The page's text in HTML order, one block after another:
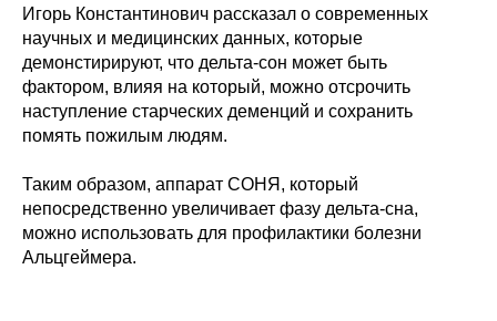
Игорь Константинович рассказал о современных
научных и медицинских данных, которые
демонстирируют, что дельта-сон может быть
фактором, влияя на который, можно отсрочить
наступление старческих деменций и сохранить
помять пожилым людям.
Таким образом, аппарат СОНЯ, который
непосредственно увеличивает фазу дельта-сна,
можно использовать для профилактики болезни
Альцгеймера.